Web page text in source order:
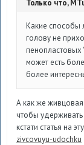
Только что,
Какие способы
голову не
пенопластовых
может есть
более
А как же
чтобы
кстати статья на
zivcovuyu-udochku